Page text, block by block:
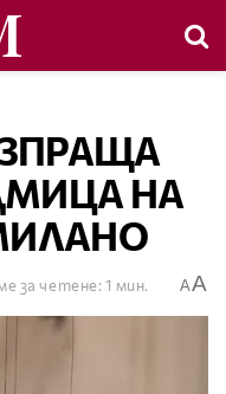
НА
за четене: 1 мин. AA